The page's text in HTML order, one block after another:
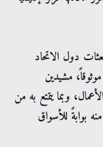
دول الاتحاد
مشيدين
وبما يتمتع به من
بوابةً للأسواق